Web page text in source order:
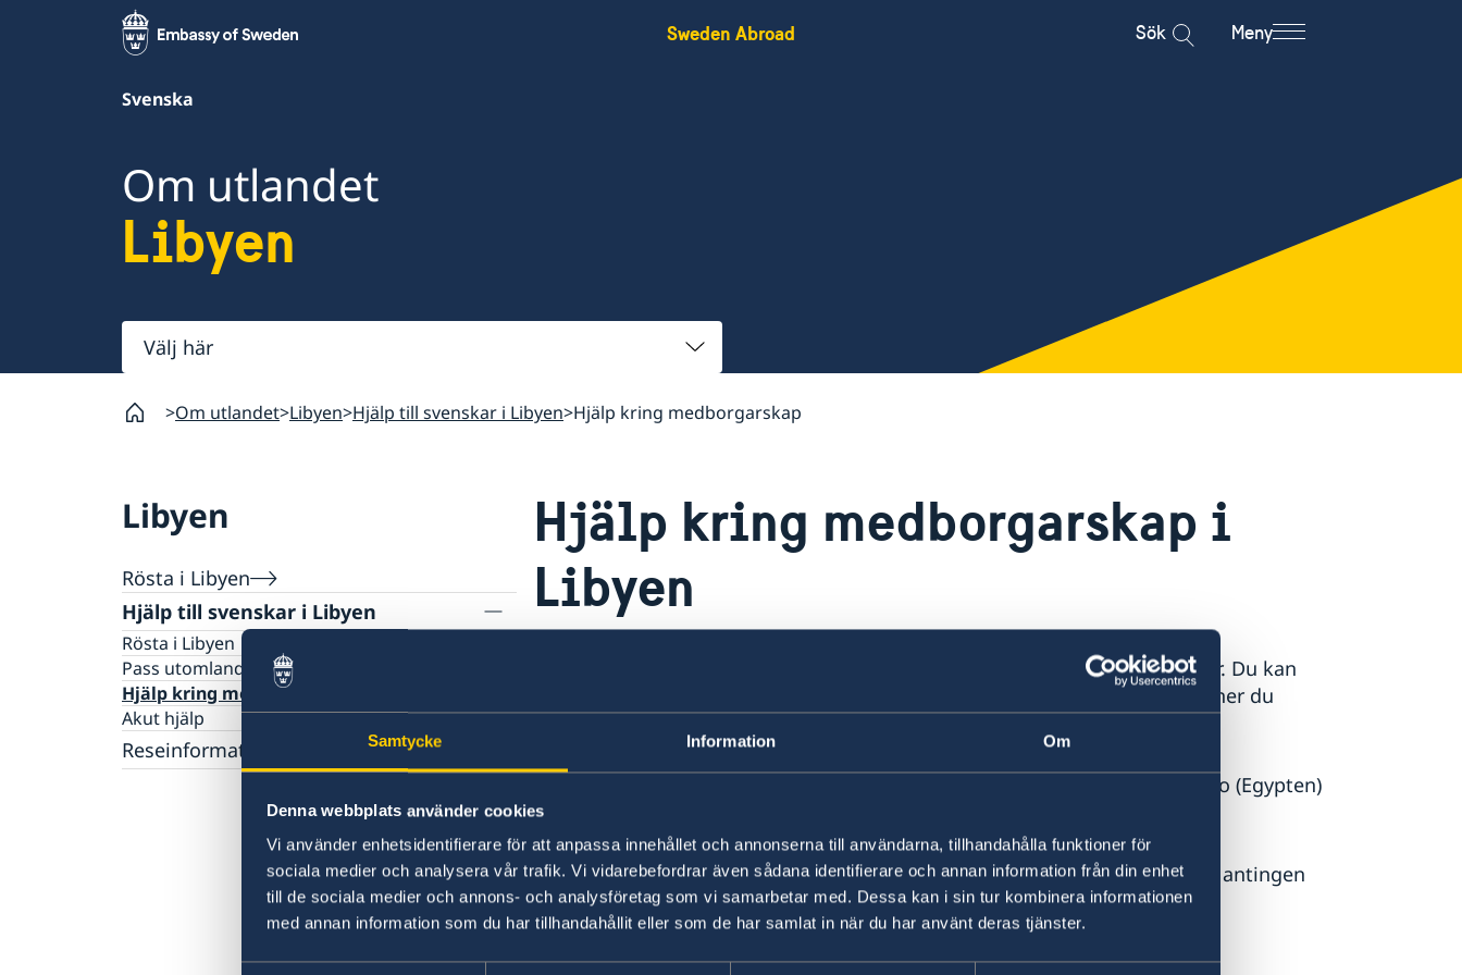
Samtycke Information Om
Denna webbplats använder cookies
Vi använder enhetsidentifierare för att anpassa innehållet och annonserna till användarna, tillhandahålla funktioner för
sociala medier och analysera vår trafik. Vi vidarebefordrar även sådana identifierare och annan information från din enhet
till de sociala medier och annons- och analysföretag som vi samarbetar med. Dessa kan i sin tur kombinera informationen
med annan information som du har tillhandahållit eller som de har samlat in när du har använt deras tjänster.
Sweden Abroad Sök Meny
Svenska
Om utlandet
Libyen
Välj
här
Om utlandet Libyen Hjälp till svenskar i Libyen Hjälp kring medborgarskap
Libyen
Rösta i Libyen
Hjälp till svenskar i Libyen
Rösta i Libyen
Pass utomlands
Hjälp kring medborgarskap
Akut hjälp
Reseinformation
Aktuella händelser
Allmänna säkerhetsläget
Naturförhållanden och katastrofer
In- och utresebestämmelser
Lokala lagar och sedvänjor
Arv i internationella situationer i Libyen
Hjälp kring medborgarskap i
Libyen
Sverige har ingen ambassad i Libyen som hanterar migrationsansökningar. Du kan
. Där finner du
dessutom information om anhöriginvandring, studier och arbete.
Vid ansökan på migrationsverkets hemsida väljs Sveriges Ambassad i Kairo (Egypten)
eller Sveriges ambassad i Rabat (Marocko).
För att följa upp ditt migrationsärende, vänligen vänd dig i första hand till antingen
Migrationsverkets hemsida,
svenska ambassaden i Rabateller
svenska ambassaden i Kairo.